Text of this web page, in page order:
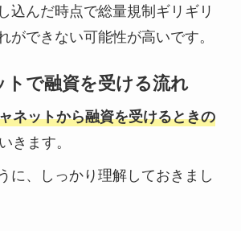
込んだ時点で総量規制ギリギリ
ができない可能性が高いです。
トで融資を受ける流れ
ネットから融資を受けるときの
きます。
に、しっかり理解しておきまし